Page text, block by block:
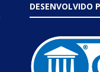
DESENVOLVIDO